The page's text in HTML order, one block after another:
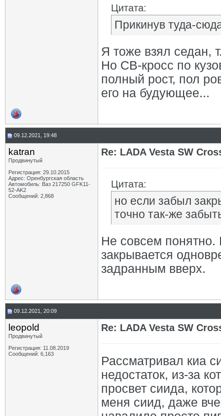
Цитата:
Прикинув туда-
Я тоже взял седан,
Но СВ-кросс по
полный рост, пол
его на будующее...
09.12.2021, 19:48
katran
Продвинутый
Регистрация: 29.10.2015
Адрес: Оренбургская область
Автомобиль: Ваз 217250 GFK11-
52-AK2
Сообщений: 2,868
Re: LADA Vesta SW
Цитата:
но если забыл
точно так-же
Не совсем понятно.
закрывается
задранным вверх.
09.12.2021, 20:09
leopold
Продвинутый
Регистрация: 11.08.2019
Сообщений: 6,163
Re: LADA Vesta SW
Рассматривал киа
недостаток, из-за
просвет сиида,
меня сиид, даже